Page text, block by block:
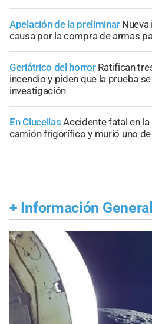
Apelación de la preliminar
causa por la compra de armas
Geriátrico del horror Ratifican
incendio y piden que la prueba
investigación
En Clucellas Accidente fatal en
camión frigorífico y murió uno
+ Información General